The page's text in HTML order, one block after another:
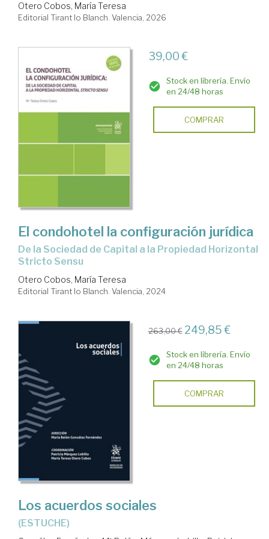
Otero Cobos, María Teresa
Editorial Tirant lo Blanch. Valencia, 2026
39,00 €
Stock en librería. Envío
en 24/48 horas
COMPRAR
El condohotel la configuración jurídica
de la Sociedad de Capital a la Propiedad Horizontal
Stricto Sensu
Otero Cobos, María Teresa
Editorial Tirant lo Blanch. Valencia, 2024
263,00 € 249,85 €
Stock en librería. Envío
en 24/48 horas
COMPRAR
Los acuerdos sociales
(ESTUCHE)